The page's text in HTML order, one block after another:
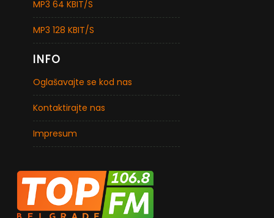
MP3 64 KBIT/S
MP3 128 KBIT/S
INFO
Oglašavajte se kod nas
Kontaktirajte nas
Impresum